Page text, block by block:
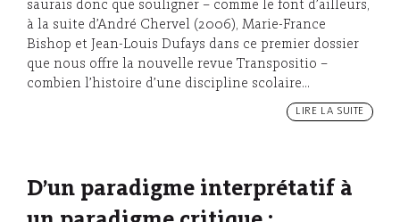
saurais donc que souligner – comme le font d’ailleurs,
à la suite d’André Chervel (2006), Marie-France
Bishop et Jean-Louis Dufays dans ce premier dossier
que nous offre la nouvelle revue Transpositio –
combien l’histoire d’une discipline scolaire...
LIRE LA SUITE
D’un paradigme interprétatif à